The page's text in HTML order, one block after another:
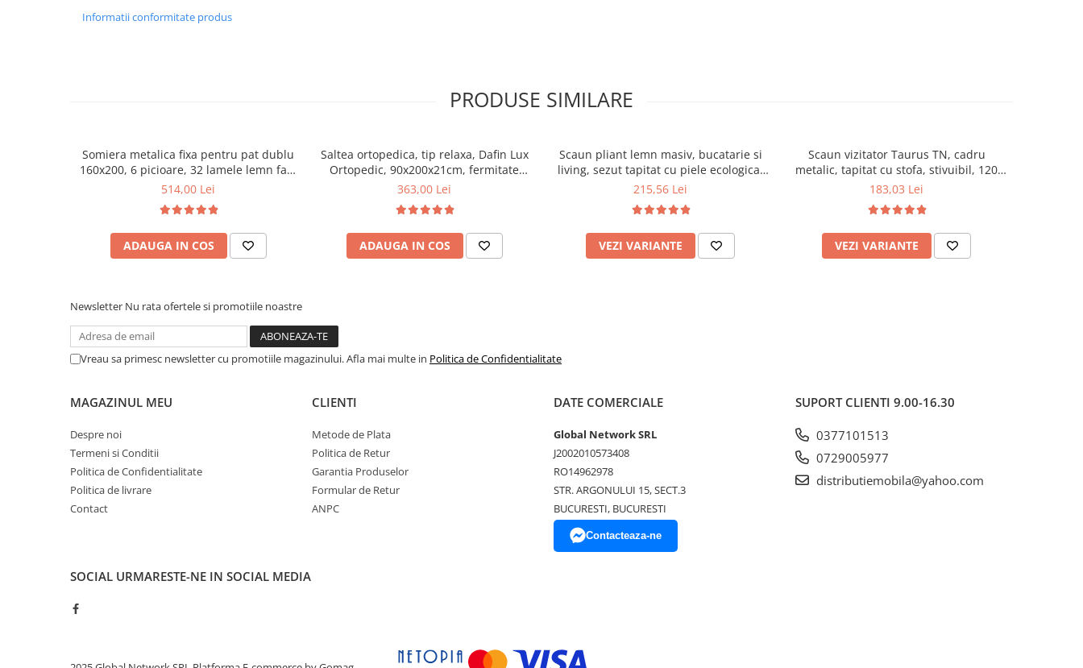
Informatii conformitate produs
PRODUSE SIMILARE
Somiera metalica fixa pentru pat dublu
160x200, 6 picioare, 32 lamele lemn fag,
benzi textile, suport saltea ferm, negru
514,00 Lei
ADAUGA IN COS
Saltea ortopedica, tip relaxa, Dafin Lux
Ortopedic, 90x200x21cm, fermitate
medie, cu plasa de arcuri tip Bonell, fata
Salt Confort
363,00 Lei
ADAUGA IN COS
Scaun pliant lemn masiv, bucatarie si
living, sezut tapitat cu piele ecologica,
100 kg, cires
215,56 Lei
VEZI VARIANTE
Scaun vizitator Taurus TN, cadru
metalic, tapitat cu stofa, stivuibil, 120
kg, negru
183,03 Lei
VEZI VARIANTE
Newsletter Nu rata ofertele si promotiile noastre
Vreau sa primesc newsletter cu promotiile magazinului. Afla mai multe in Politica de Confidentialitate
MAGAZINUL MEU
Despre noi
Termeni si Conditii
Politica de Confidentialitate
Politica de livrare
Contact
CLIENTI
Metode de Plata
Politica de Retur
Garantia Produselor
Formular de Retur
ANPC
DATE COMERCIALE
Global Network SRL
J2002010573408
RO14962978
STR. ARGONULUI 15, SECT.3
BUCURESTI, BUCURESTI
Contacteaza-ne
SUPORT CLIENTI 9.00-16.30
0377101513
0729005977
distributiemobila@yahoo.com
SOCIAL URMARESTE-NE IN SOCIAL MEDIA